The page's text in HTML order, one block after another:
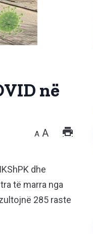
në
A A
dhe
të marra nga
285 raste